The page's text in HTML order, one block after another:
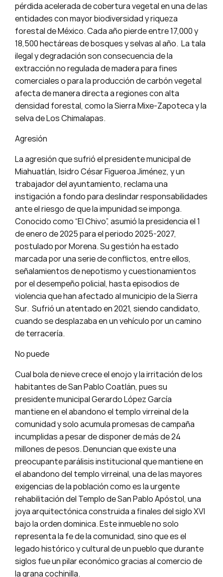
pérdida acelerada de cobertura vegetal en una de las
entidades con mayor biodiversidad y riqueza
forestal de México. Cada año pierde entre 17,000 y
18,500 hectáreas de bosques y selvas al año. La tala
ilegal y degradación son consecuencia de la
extracción no regulada de madera para fines
comerciales o para la producción de carbón vegetal
afecta de manera directa a regiones con alta
densidad forestal, como la Sierra Mixe-Zapoteca y la
selva de Los Chimalapas.
Agresión
La agresión que sufrió el presidente municipal de
Miahuatlán, Isidro César Figueroa Jiménez, y un
trabajador del ayuntamiento, reclama una
instigación a fondo para deslindar responsabilidades
ante el riesgo de que la impunidad se imponga.
Conocido como “El Chivo”, asumió la presidencia el 1
de enero de 2025 para el periodo 2025-2027,
postulado por Morena. Su gestión ha estado
marcada por una serie de conflictos, entre ellos,
señalamientos de nepotismo y cuestionamientos
por el desempeño policial, hasta episodios de
violencia que han afectado al municipio de la Sierra
Sur. Sufrió un atentado en 2021, siendo candidato,
cuando se desplazaba en un vehículo por un camino
de terracería.
No puede
Cual bola de nieve crece el enojo y la irritación de los
habitantes de San Pablo Coatlán, pues su
presidente municipal Gerardo López García
mantiene en el abandono el templo virreinal de la
comunidad y solo acumula promesas de campaña
incumplidas a pesar de disponer de más de 24
millones de pesos. Denuncian que existe una
preocupante parálisis institucional que mantiene en
el abandono del templo virreinal, una de las mayores
exigencias de la población como es la urgente
rehabilitación del Templo de San Pablo Apóstol, una
joya arquitectónica construida a finales del siglo XVI
bajo la orden dominica. Este inmueble no solo
representa la fe de la comunidad, sino que es el
legado histórico y cultural de un pueblo que durante
siglos fue un pilar económico gracias al comercio de
la grana cochinilla.